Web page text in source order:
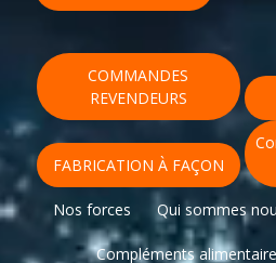
Menu
secondaireCOMMANDES
REVENDEURS
FABRICATION À FAÇON
Nos forces Qui sommes
Compléments